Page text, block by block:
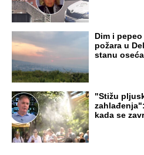
Dim i
požara u
stanu
"Stižu
kada se